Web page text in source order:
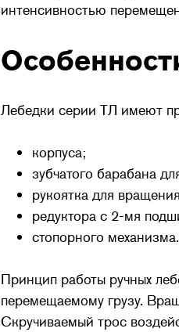
интенсивностью
Лебедки серии ТЛ имеют
корпуса;
зубчатого барабана
рукоятка для
редуктора с 2-мя
стопорного механизма.
Принцип работы ручных
перемещаемому грузу.
Скручиваемый трос